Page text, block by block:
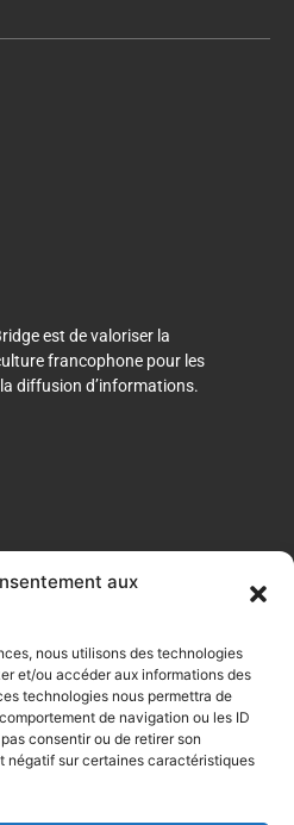
aux
nous utilisons des technologies
et/ou accéder aux informations des
technologies nous permettra de
de navigation ou les ID
consentir ou de retirer son
négatif sur certaines caractéristiques
est de valoriser la
francophone pour les
diffusion d’informations.
n
s
t
a
g
r